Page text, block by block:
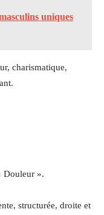
uniques
charismatique,
Douleur ».
structurée, droite et